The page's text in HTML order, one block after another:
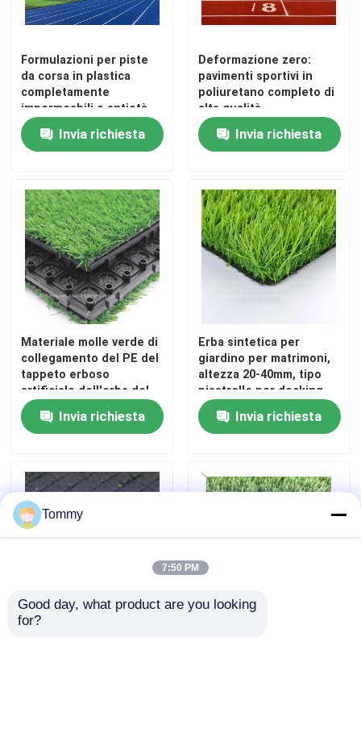
Formulazioni per piste
da corsa in plastica
completamente
impermeabili e antietà
Invia richiesta
Deformazione zero:
pavimenti sportivi in
poliuretano completo di
alta qualità
Invia richiesta
Materiale molle verde di
collegamento del PE del
tappeto erboso
artificiale dell'erba del
giardino
Invia richiesta
Erba sintetica per
giardino per matrimoni,
altezza 20-40mm, tipo
piastrelle per decking
Invia richiesta
Tipo resistente riciclato
Tommy
7:50 PM
Good day, what product are you looking
for?